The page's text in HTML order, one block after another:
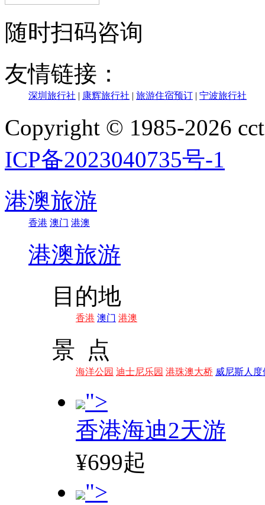
随时扫码咨询
友情链接：
深圳旅行社 | 康辉旅行社 | 旅游住宿预订 | 宁波旅行社
Copyright © 1985-2026
ICP备2023040735号-1
港澳旅游
香港 澳门 港澳
港澳旅游
目的地
香港 澳门 港澳
景 点
海洋公园 迪士尼乐园 港珠澳大桥 威尼斯人度
">
香港海迪2天游
¥699起
">